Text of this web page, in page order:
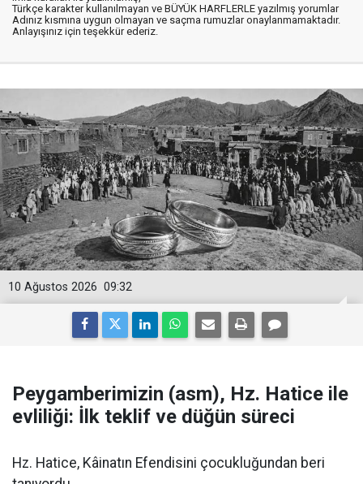
Türkçe karakter kullanılmayan ve BÜYÜK HARFLERLE yazılmış yorumlar
Adınız kısmına uygun olmayan ve saçma rumuzlar onaylanmamaktadır.
Anlayışınız için teşekkür ederiz.
09:32
10 Ağustos 2026
Peygamberimizin (asm), Hz. Hatice ile
evliliği: İlk teklif ve düğün süreci
Hz. Hatice, Kâinatın Efendisini çocukluğundan beri